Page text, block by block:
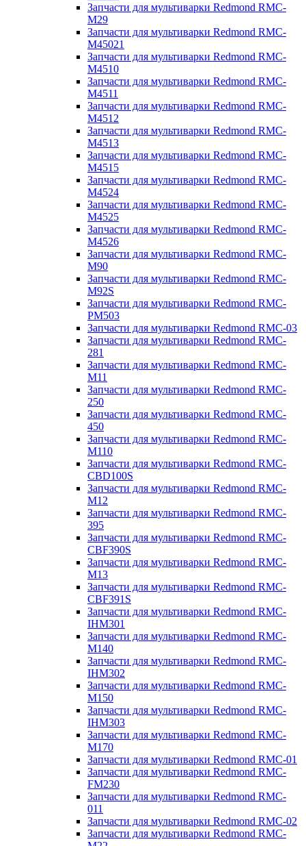
Запчасти для мультиварки Redmond RMC-
M29
Запчасти для мультиварки Redmond RMC-
M45021
Запчасти для мультиварки Redmond RMC-
M4510
Запчасти для мультиварки Redmond RMC-
M4511
Запчасти для мультиварки Redmond RMC-
M4512
Запчасти для мультиварки Redmond RMC-
M4513
Запчасти для мультиварки Redmond RMC-
M4515
Запчасти для мультиварки Redmond RMC-
M4524
Запчасти для мультиварки Redmond RMC-
M4525
Запчасти для мультиварки Redmond RMC-
M4526
Запчасти для мультиварки Redmond RMC-
M90
Запчасти для мультиварки Redmond RMC-
M92S
Запчасти для мультиварки Redmond RMC-
PM503
Запчасти для мультиварки Redmond RMC-03
Запчасти для мультиварки Redmond RMC-
281
Запчасти для мультиварки Redmond RMC-
M11
Запчасти для мультиварки Redmond RMC-
250
Запчасти для мультиварки Redmond RMC-
450
Запчасти для мультиварки Redmond RMC-
M110
Запчасти для мультиварки Redmond RMC-
CBD100S
Запчасти для мультиварки Redmond RMC-
M12
Запчасти для мультиварки Redmond RMC-
395
Запчасти для мультиварки Redmond RMC-
CBF390S
Запчасти для мультиварки Redmond RMC-
M13
Запчасти для мультиварки Redmond RMC-
CBF391S
Запчасти для мультиварки Redmond RMC-
IHM301
Запчасти для мультиварки Redmond RMC-
M140
Запчасти для мультиварки Redmond RMC-
IHM302
Запчасти для мультиварки Redmond RMC-
M150
Запчасти для мультиварки Redmond RMC-
IHM303
Запчасти для мультиварки Redmond RMC-
M170
Запчасти для мультиварки Redmond RMC-01
Запчасти для мультиварки Redmond RMC-
FM230
Запчасти для мультиварки Redmond RMC-
011
Запчасти для мультиварки Redmond RMC-02
Запчасти для мультиварки Redmond RMC-